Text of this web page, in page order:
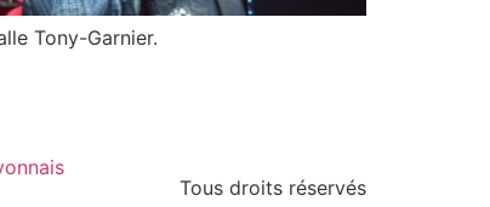
Tony-Garnier.
Tous droits réservés